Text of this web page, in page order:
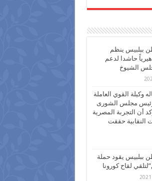
ببلبيس ينظم
حاشدا لدعم
الشيوخ
وكيلة القوي العاملة
مجلس الشورى
أن التجربة المصرية
النقابية حققت
ببلبيس يقود حملة
لقاح كورونا